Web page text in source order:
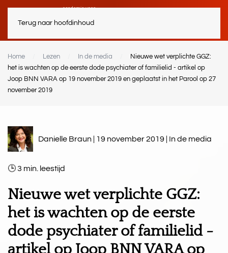
Terug naar hoofdinhoud
Home Lezen In de media
Nieuwe wet verplichte GGZ:
het is wachten op de eerste dode psychiater of familielid - artikel op
Joop BNN VARA op 19 november 2019 en geplaatst in het Parool op 27
november 2019
Danielle Braun | 19 november 2019 | In de media
3 min.
Nieuwe wet verplichte GGZ:
het is wachten op de eerste
dode psychiater of familielid -